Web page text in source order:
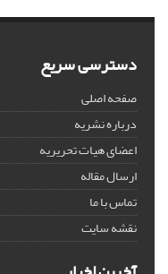
دسترسی سریع
صفحه اصلی
درباره نشریه
اعضای هیات تحریریه
ارسال مقاله
تماس با ما
نقشه سایت